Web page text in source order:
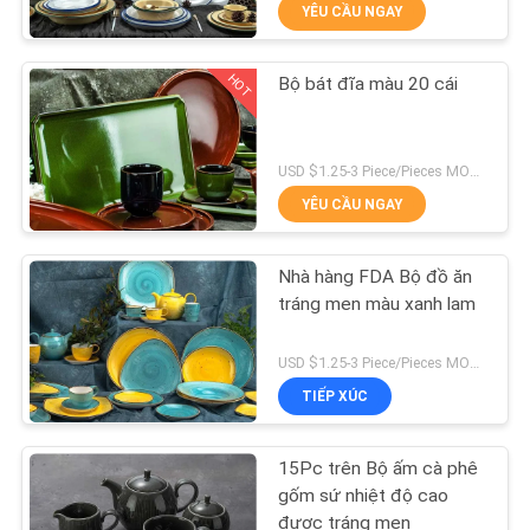
THAM
QUAN
NHÀ
MÁY
KIỂM
SOÁT
CHẤT
LƯỢNG
LIÊN
HỆ
CHÚNG
Bộ bát đĩa màu
Bộ bát đĩa Bone
China
17
YÊU CẦU NGAY
HOT Bộ bát đĩa màu 20 cái
YÊU CẦU NGAY
Nhà hàng FDA Bộ đồ ăn
tráng men màu xanh lam
USD $1.25-3 Piece/Pieces MOQ:300 mảnh / miếng
TIẾP XÚC
15Pc trên Bộ ấm cà phê
gốm sứ nhiệt độ cao
được tráng men